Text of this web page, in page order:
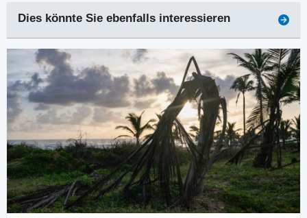
Dies könnte Sie ebenfalls interessieren